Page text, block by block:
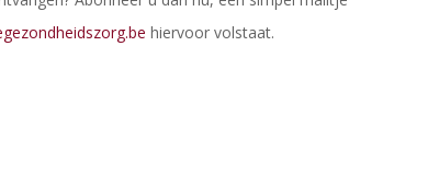
hiervoor volstaat.